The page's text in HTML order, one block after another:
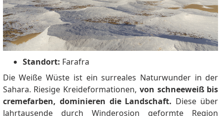
Standort: Farafra
Die Weiße Wüste ist ein surreales Naturwunder in der
Sahara. Riesige Kreideformationen, von schneeweiß bis
cremefarben, dominieren die Landschaft. Diese über
Jahrtausende durch Winderosion geformte Region